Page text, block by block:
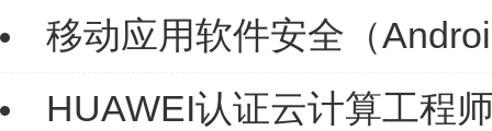
移动应用软件安全（
HUAWEI认证云计算工程